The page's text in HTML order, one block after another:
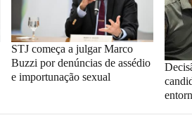
STJ começa a julgar Marco
Buzzi por denúncias de assédio
e importunação sexual